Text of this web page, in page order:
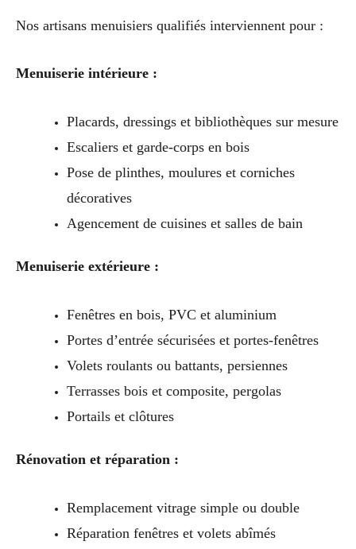
Nos artisans menuisiers qualifiés interviennent pour :
Menuiserie intérieure :
Placards, dressings et bibliothèques sur mesure
Escaliers et garde-corps en bois
Pose de plinthes, moulures et corniches
décoratives
Agencement de cuisines et salles de bain
Menuiserie extérieure :
Fenêtres en bois, PVC et aluminium
Portes d’entrée sécurisées et portes-fenêtres
Volets roulants ou battants, persiennes
Terrasses bois et composite, pergolas
Portails et clôtures
Rénovation et réparation :
Remplacement vitrage simple ou double
Réparation fenêtres et volets abîmés